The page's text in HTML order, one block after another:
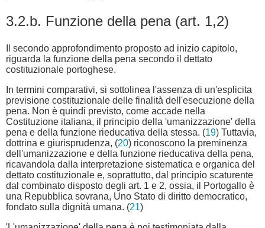
3.2.b. Funzione della pena (art. 1,2)
Il secondo approfondimento proposto ad inizio capitolo,
riguarda la funzione della pena secondo il dettato
costituzionale portoghese.
In termini comparativi, si sottolinea l'assenza di un'esplicita
previsione costituzionale delle finalità dell'esecuzione della
pena. Non è quindi previsto, come accade nella
Costituzione italiana, il principio della 'umanizzazione' della
pena e della funzione rieducativa della stessa. (19) Tuttavia,
dottrina e giurisprudenza, (20) riconoscono la preminenza
dell'umanizzazione e della funzione rieducativa della pena,
ricavandola dalla interpretazione sistematica e organica del
dettato costituzionale e, soprattutto, dal principio scaturente
dal combinato disposto degli art. 1 e 2, ossia, il Portogallo è
una Repubblica sovrana, Uno Stato di diritto democratico,
fondato sulla dignità umana. (21)